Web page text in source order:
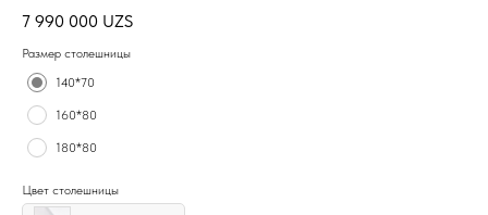
7 990 000 UZS
Размер столешницы
140*70
160*80
180*80
Цвет столешницы